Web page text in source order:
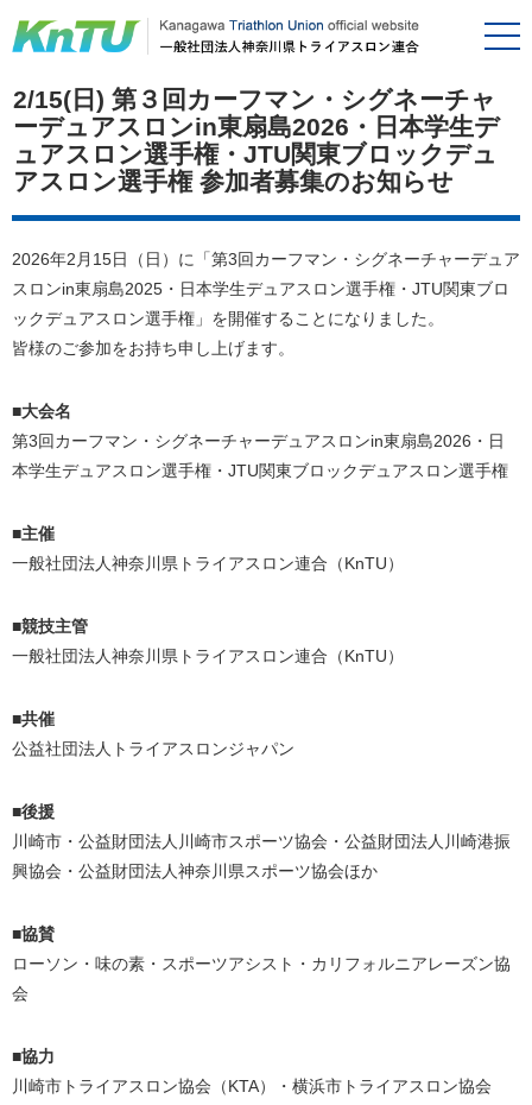
2/15(日) 第３回カーフマン・シグネーチャ
ーデュアスロンin東扇島2026・日本学生デ
ュアスロン選手権・JTU関東ブロックデュ
アスロン選手権 参加者募集のお知らせ
2026年2月15日（日）に「第3回カーフマン・シグネーチャーデュア
スロンin東扇島2025・日本学生デュアスロン選手権・JTU関東ブロ
ックデュアスロン選手権」を開催することになりました。
皆様のご参加をお持ち申し上げます。
■大会名
第3回カーフマン・シグネーチャーデュアスロンin東扇島2026・日
本学生デュアスロン選手権・JTU関東ブロックデュアスロン選手権
■主催
一般社団法人神奈川県トライアスロン連合（KnTU）
■競技主管
一般社団法人神奈川県トライアスロン連合（KnTU）
■共催
公益社団法人トライアスロンジャパン
■後援
川崎市・公益財団法人川崎市スポーツ協会・公益財団法人川崎港振
興協会・公益財団法人神奈川県スポーツ協会ほか
■協賛
ローソン・味の素・スポーツアシスト・カリフォルニアレーズン協
会
■協力
川崎市トライアスロン協会（KTA）・横浜市トライアスロン協会